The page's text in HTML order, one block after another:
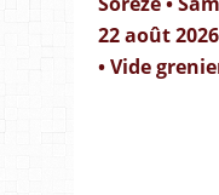
22 août 2026
• Vide